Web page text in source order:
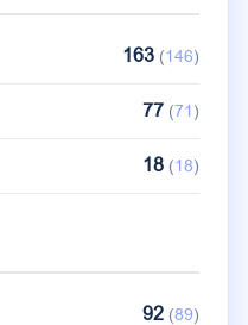
4(4)
163 (146)
77 (71)
18 (18)
92 (89)